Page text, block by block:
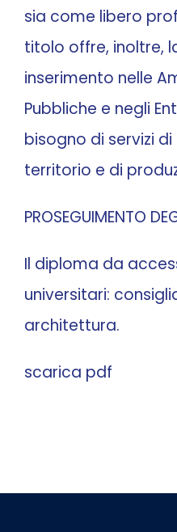
sia come libero
titolo offre, inoltre,
inserimento nelle
Pubbliche e negli
bisogno di servizi
territorio e di
PROSEGUIMENTO
Il diploma da
universitari:
architettura.
scarica pdf